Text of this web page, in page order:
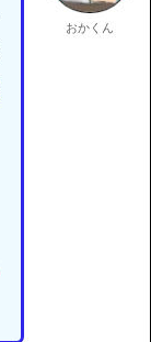
おかくん